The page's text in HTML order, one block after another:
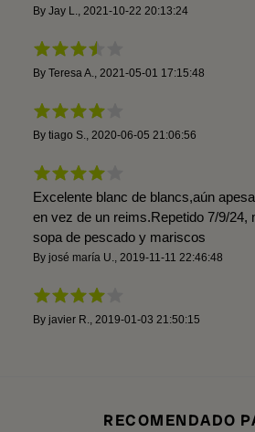
By Jay L. 2021-10-22 20:13:24
By Teresa A. 2021-05-01 17:15:48
By tiago S. 2020-06-05 21:06:56
Excelente blanc de blancs,aún
en vez de un reims.Repetido 7/9/24,
sopa de pescado y mariscos
By josé maría U. 2019-11-11 22:46:48
By javier R. 2019-01-03 21:50:15
RECOMENDADO